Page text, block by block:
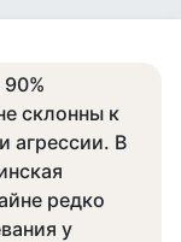
склонны к
агрессии. В
редко
у